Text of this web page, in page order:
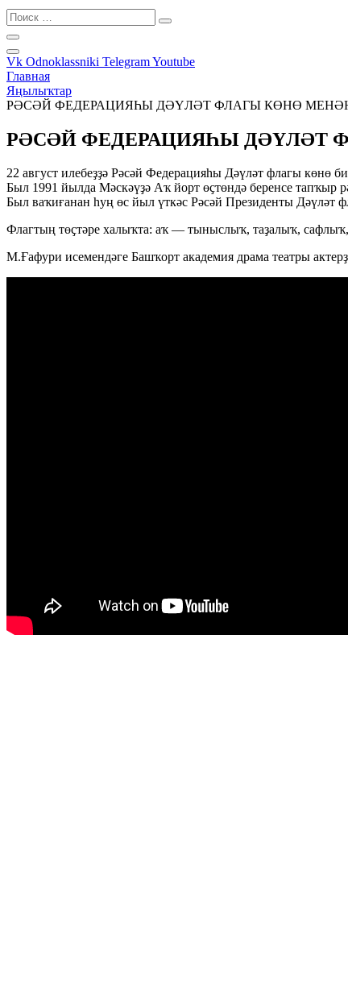
Vk Odnoklassniki TelegramYoutube
Главная
Яңылыҡтар
РӘСӘЙ ФЕДЕРАЦИЯҺЫ ДӘҮЛӘТ ФЛАГЫ КӨНӨ
РӘСӘЙ ФЕДЕРАЦИЯҺЫ ДӘҮЛӘТ
22 август илебеҙҙә Рәсәй Федерацияһы Дәүләт флагы көнө
Был 1991 йылда Мәскәүҙә Аҡ йорт өҫтөндә беренсе тапҡыр
Был ваҡиғанан һуң өс йыл үткәс Рәсәй Президенты Дәүләт
Флагтың төҫтәре халыҡта: аҡ — тыныслыҡ, таҙалыҡ,
М.Ғафури исемендәге Башҡорт академия драма театры